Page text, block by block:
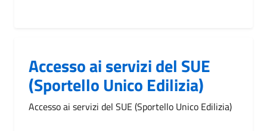
Accesso ai servizi del SUE
(Sportello Unico Edilizia)
Accesso ai servizi del SUE (Sportello Unico Edilizia)